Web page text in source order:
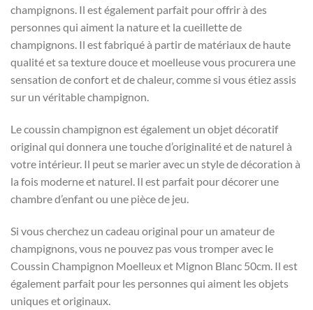
champignons. Il est également parfait pour offrir à des
personnes qui aiment la nature et la cueillette de
champignons. Il est fabriqué à partir de matériaux de haute
qualité et sa texture douce et moelleuse vous procurera une
sensation de confort et de chaleur, comme si vous étiez assis
sur un véritable champignon.
Le coussin champignon est également un objet décoratif
original qui donnera une touche d’originalité et de naturel à
votre intérieur. Il peut se marier avec un style de décoration à
la fois moderne et naturel. Il est parfait pour décorer une
chambre d’enfant ou une pièce de jeu.
Si vous cherchez un cadeau original pour un amateur de
champignons, vous ne pouvez pas vous tromper avec le
Coussin Champignon Moelleux et Mignon Blanc 50cm. Il est
également parfait pour les personnes qui aiment les objets
uniques et originaux.